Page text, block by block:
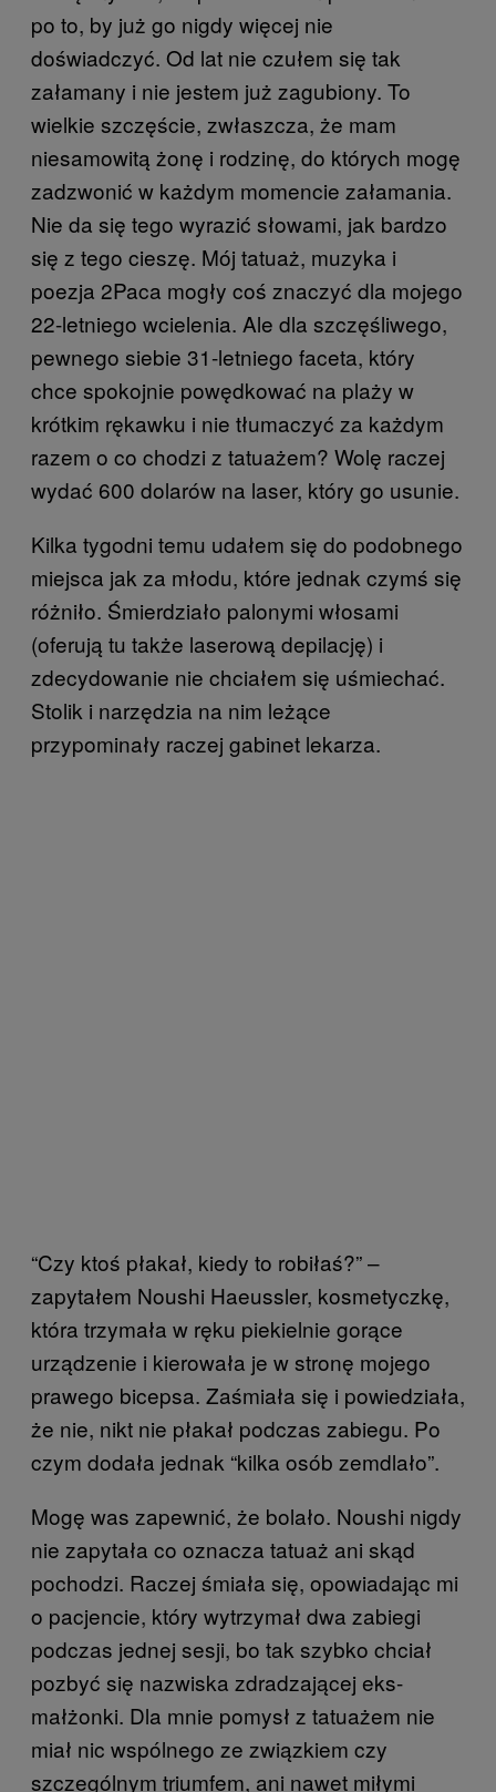
po to, by już go nigdy więcej nie
doświadczyć. Od lat nie czułem się tak
załamany i nie jestem już zagubiony. To
wielkie szczęście, zwłaszcza, że mam
niesamowitą żonę i rodzinę, do których mogę
zadzwonić w każdym momencie załamania.
Nie da się tego wyrazić słowami, jak bardzo
się z tego cieszę. Mój tatuaż, muzyka i
poezja 2Paca mogły coś znaczyć dla mojego
22-letniego wcielenia. Ale dla szczęśliwego,
pewnego siebie 31-letniego faceta, który
chce spokojnie powędkować na plaży w
krótkim rękawku i nie tłumaczyć za każdym
razem o co chodzi z tatuażem? Wolę raczej
wydać 600 dolarów na laser, który go usunie.
Kilka tygodni temu udałem się do podobnego
miejsca jak za młodu, które jednak czymś się
różniło. Śmierdziało palonymi włosami
(oferują tu także laserową depilację) i
zdecydowanie nie chciałem się uśmiechać.
Stolik i narzędzia na nim leżące
przypominały raczej gabinet lekarza.
“Czy ktoś płakał, kiedy to robiłaś?” –
zapytałem Noushi Haeussler, kosmetyczkę,
która trzymała w ręku piekielnie gorące
urządzenie i kierowała je w stronę mojego
prawego bicepsa. Zaśmiała się i powiedziała,
że nie, nikt nie płakał podczas zabiegu. Po
czym dodała jednak “kilka osób zemdlało”.
Mogę was zapewnić, że bolało. Noushi nigdy
nie zapytała co oznacza tatuaż ani skąd
pochodzi. Raczej śmiała się, opowiadając mi
o pacjencie, który wytrzymał dwa zabiegi
podczas jednej sesji, bo tak szybko chciał
pozbyć się nazwiska zdradzającej eks-
małżonki. Dla mnie pomysł z tatuażem nie
miał nic wspólnego ze związkiem czy
szczególnym triumfem, ani nawet miłymi